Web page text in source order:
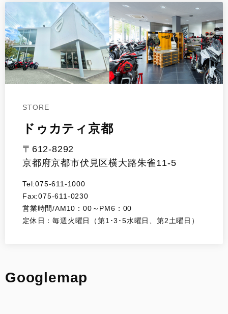
STORE
ドゥカティ京都
〒612-8292
京都府京都市伏見区横大路朱雀11-5
Tel:075-611-1000
Fax:075-611-0230
営業時間/AM10：00～PM6：00
定休日：毎週火曜日（第1･3･5水曜日、第2土曜日）
Googlemap